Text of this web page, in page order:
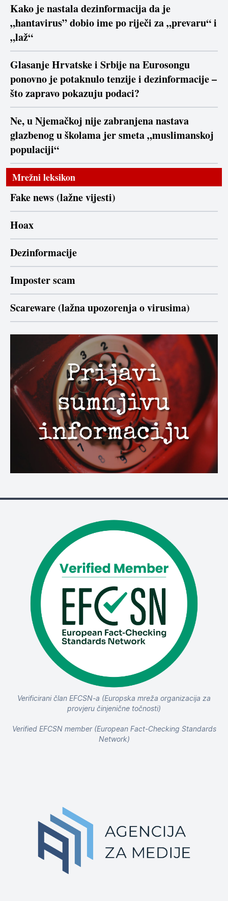
Kako je nastala dezinformacija da je
„hantavirus” dobio ime po riječi za „prevaru“ i
„laž“
Glasanje Hrvatske i Srbije na Eurosongu
ponovno je potaknulo tenzije i dezinformacije –
što zapravo pokazuju podaci?
Ne, u Njemačkoj nije zabranjena nastava
glazbenog u školama jer smeta „muslimanskoj
populaciji“
Mrežni leksikon
Fake news (lažne vijesti)
Hoax
Dezinformacije
Imposter scam
Scareware (lažna upozorenja o virusima)
Verificirani član EFCSN-a (Europska mreža organizacija za
provjeru činjenične točnosti)
Verified EFCSN member (European Fact-Checking Standards
Network)